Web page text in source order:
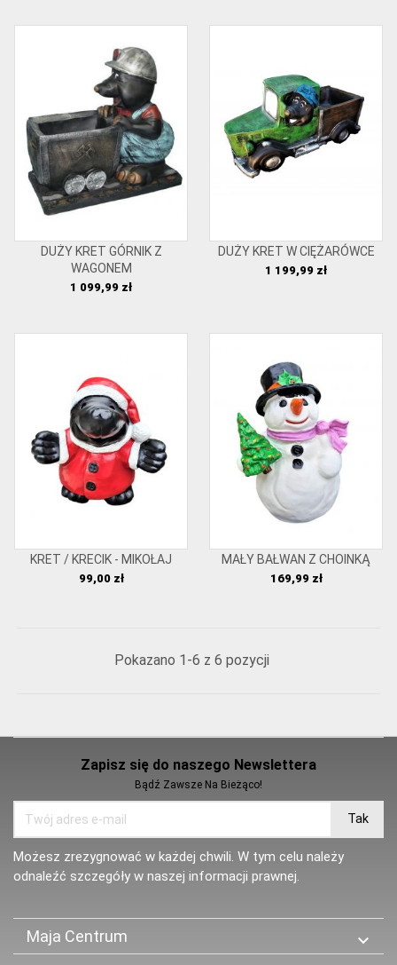
DUŻY KRET GÓRNIK Z
WAGONEM
Cena
1 099,99 zł
DUŻY KRET W CIĘŻARÓWCE
Cena
1 199,99 zł
KRET / KRECIK - MIKOŁAJ
Cena
99,00 zł
MAŁY BAŁWAN Z CHOINKĄ
Cena
169,99 zł
Pokazano 1-6 z 6 pozycji
Zapisz się do naszego Newslettera
Bądź Zawsze Na Bieżąco!
Możesz zrezygnować w każdej chwili. W tym celu należy
odnaleźć szczegóły w naszej informacji prawnej.
Maja Centrum 